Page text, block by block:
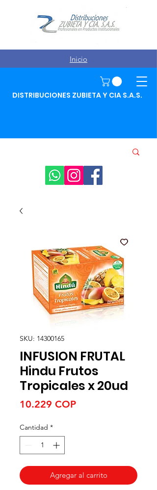
Inicio
DISTRIBUCIONES ZUBIETA Y CIA S.A.S.
SKU: 14300165
INFUSION FRUTAL
Hindu Frutos
Tropicales x 20ud
10.229 COPPrecio
Cantidad *
Agregar al carrito